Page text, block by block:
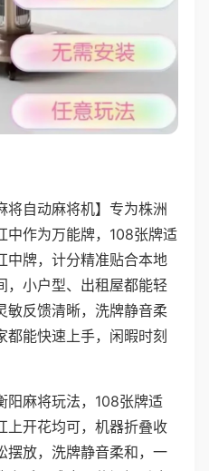
将自动麻将机】专为株洲
中作为万能牌，108张牌适
中牌，计分精准贴合本地
，小户型、出租屋都能轻
敏反馈清晰，洗牌静音柔
都能快速上手，闲暇时刻
阳麻将玩法，108张牌适
上开花均可，机器折叠收
摆放，洗牌静音柔和，一